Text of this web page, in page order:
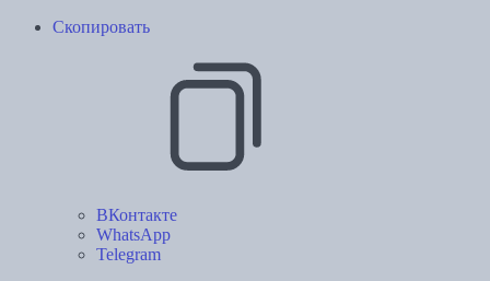
Скопировать
ВКонтакте
WhatsApp
Telegram